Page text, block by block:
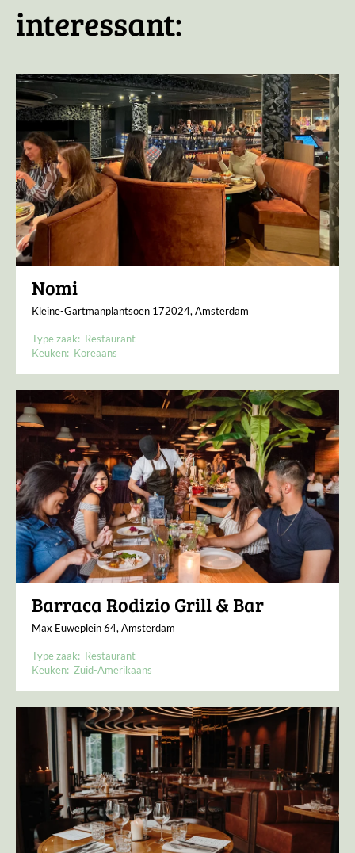
interessant:
Nomi
Kleine-Gartmanplantsoen 172024, Amsterdam
Type zaak: Restaurant
Keuken: Koreaans
Barraca Rodizio Grill & Bar
Max Euweplein 64, Amsterdam
Type zaak: Restaurant
Keuken: Zuid-Amerikaans